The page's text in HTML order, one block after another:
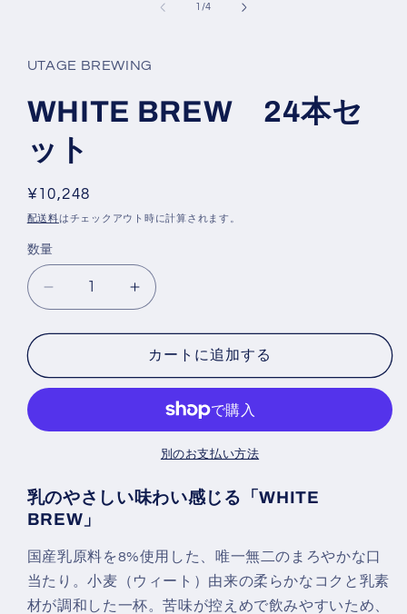
デ
ア
(1)
開
く
1 /の
4
UTAGE BREWING
WHITE BREW 24本セ
ット
通
常
格
¥10,248
配送料はチェックアウト時に計算されます。
数
量
数量
WHITE
BREW
24
セ
ト
量
を
減
ら
す
WHITE
BREW
24
本
セ
ト
量
増
や
す
カートに追加する
別のお支払い方法
乳のやさしい味わい感じる「WHITE
BREW」
国産乳原料を8%使用した、唯一無二のまろやかな口
当たり。小麦（ウィート）由来の柔らかなコクと乳素
材が調和した一杯。苦味が控えめで飲みやすいため、